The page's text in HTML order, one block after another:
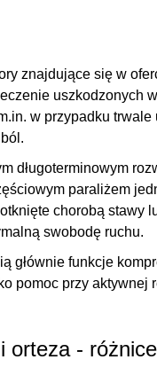
znajdujące się w
uszkodzonych
w przypadku
.
długoterminowym
paraliżem
chorobą stawy
swobodę ruchu.
głównie funkcje
pomoc przy aktywnej
orteza - różnice